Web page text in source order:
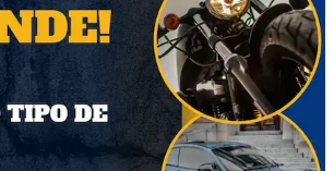
del vehículo
embrague a los 266.000 kms
al dia